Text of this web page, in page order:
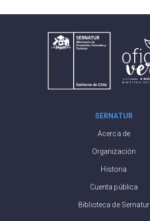
SERNATUR
Acerca de
Organización
Historia
Cuenta pública
Biblioteca de Sernatur